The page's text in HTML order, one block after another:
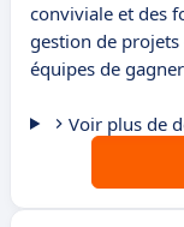
conviviale et des
gestion de
équipes de
Voir plus de